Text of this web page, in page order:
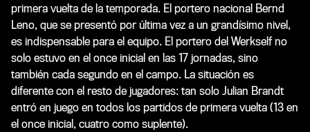
primera vuelta de la temporada. El portero nacional Bernd
Leno, que se presentó por última vez a un grandísimo nivel,
es indispensable para el equipo. El portero del Werkself no
solo estuvo en el once inicial en las 17 jornadas, sino
también cada segundo en el campo. La situación es
diferente con el resto de jugadores: tan solo Julian Brandt
entró en juego en todos los partidos de primera vuelta (13 en
el once inicial, cuatro como suplente).